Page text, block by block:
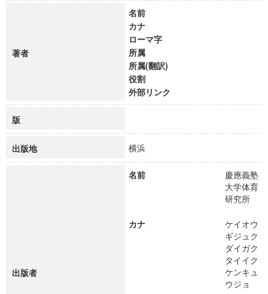
著者
名前
カナ
ローマ字
所属
所属(翻訳)
役割
外部リンク
版
出版地 横浜
出版者
名前
慶應義塾
大学体育
研究所
カナ
ケイオウ
ギジュク
ダイガク
タイイク
ケンキュ
ウジョ